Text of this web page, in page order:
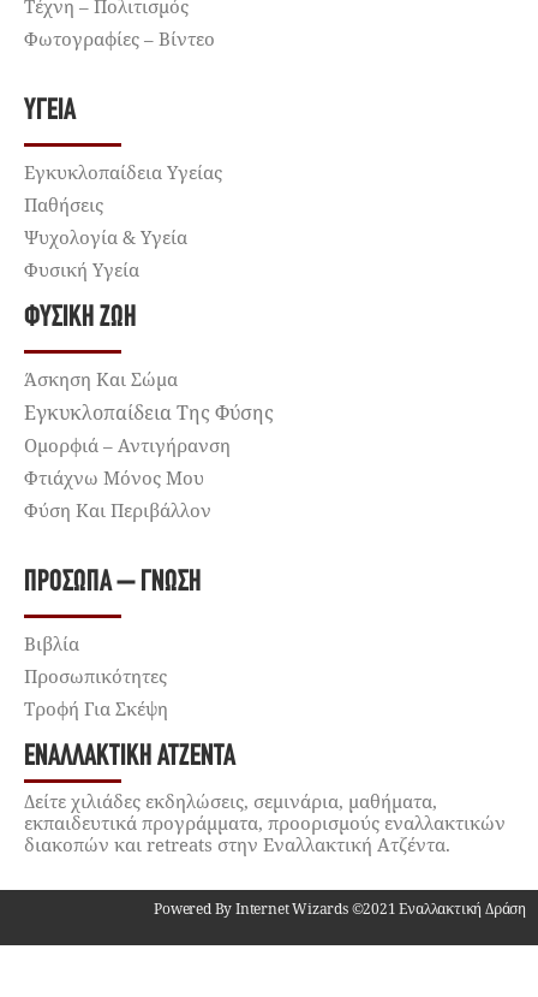
Τέχνη – Πολιτισμός
Φωτογραφίες – Βίντεο
ΥΓΕΊΑ
Εγκυκλοπαίδεια Υγείας
Παθήσεις
Ψυχολογία & Υγεία
Φυσική Υγεία
ΦΥΣΙΚΉ ΖΩΉ
Άσκηση Και Σώμα
Εγκυκλοπαίδεια Της Φύσης
Ομορφιά – Αντιγήρανση
Φτιάχνω Μόνος Μου
Φύση Και Περιβάλλον
ΠΡΌΣΩΠΑ – ΓΝΏΣΗ
Βιβλία
Προσωπικότητες
Τροφή Για Σκέψη
ΕΝΑΛΛΑΚΤΙΚΉ ΑΤΖΈΝΤΑ
Δείτε χιλιάδες εκδηλώσεις, σεμινάρια, μαθήματα,
εκπαιδευτικά προγράμματα, προορισμούς εναλλακτικών
διακοπών και retreats στην Εναλλακτική Ατζέντα.
Powered By Internet Wizards ©2021 Εναλλακτική Δράση